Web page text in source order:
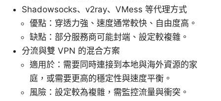
Shadowsocks、v2ray、VMess 等代理方式
優點：穿透力強、速度通常較快、自由度高。
缺點：部分服務商可能封端、設定較複雜。
分流與雙 VPN 的混合方案
適用於：需要同時連接到本地與海外資源的家
庭，或需要更高的穩定性與速度平衡。
風險：設定較為複雜，需監控流量與衝突。